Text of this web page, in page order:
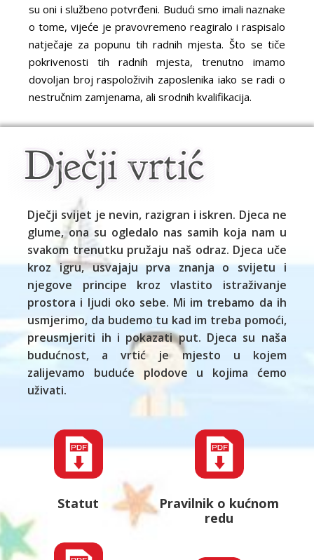
su oni i službeno potvrđeni. Budući smo imali naznake
o tome, vijeće je pravovremeno reagiralo i raspisalo
natječaje za popunu tih radnih mjesta. Što se tiče
pokrivenosti tih radnih mjesta, trenutno imamo
dovoljan broj raspoloživih zaposlenika iako se radi o
nestručnim zamjenama, ali srodnih kvalifikacija.
Dječji svijet je nevin, razigran i iskren. Djeca ne
glume, ona su ogledalo nas samih koja nam u
svakom trenutku pružaju naš odraz. Djeca uče
kroz igru, usvajaju prva znanja o svijetu i
njegove principe kroz vlastito istraživanje
prostora i ljudi oko sebe. Mi im trebamo da ih
usmjerimo, da budemo tu kad im treba pomoći,
preusmjeriti ih i pokazati put. Djeca su naša
budućnost, a vrtić je mjesto u kojem
zalijevamo buduće plodove u kojima ćemo
uživati.
Statut
Pravilnik o kućnom
redu